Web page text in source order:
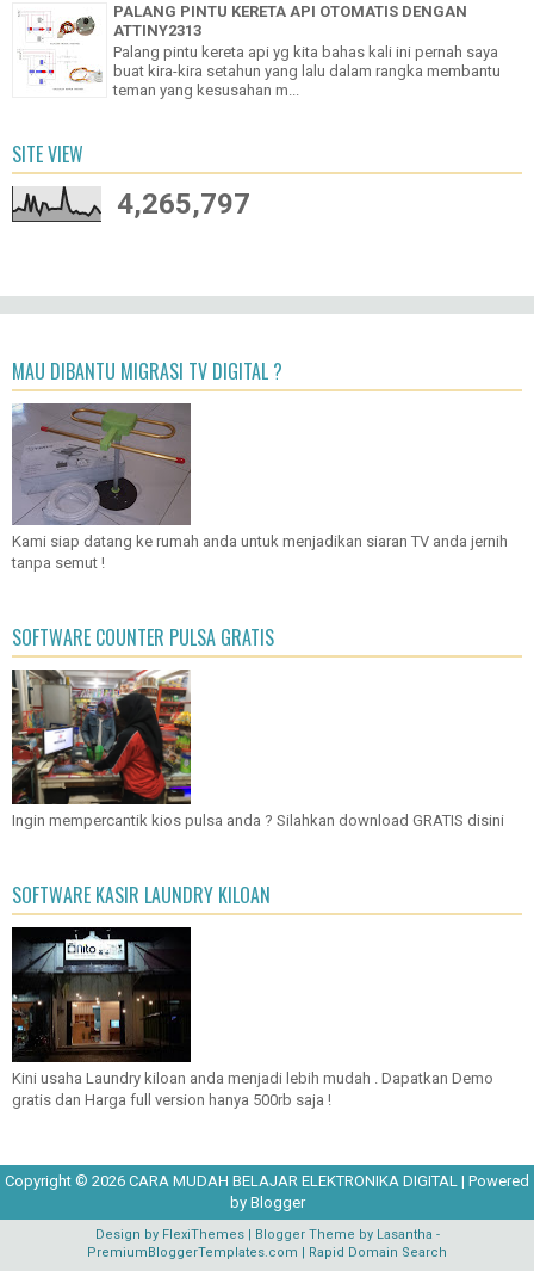
PALANG PINTU KERETA API OTOMATIS DENGAN
ATTINY2313
Palang pintu kereta api yg kita bahas kali ini pernah saya
buat kira-kira setahun yang lalu dalam rangka membantu
teman yang kesusahan m...
SITE VIEW
4,265,797
MAU DIBANTU MIGRASI TV DIGITAL ?
Kami siap datang ke rumah anda untuk menjadikan siaran TV anda jernih
tanpa semut !
SOFTWARE COUNTER PULSA GRATIS
Ingin mempercantik kios pulsa anda ? Silahkan download GRATIS disini
SOFTWARE KASIR LAUNDRY KILOAN
Kini usaha Laundry kiloan anda menjadi lebih mudah . Dapatkan Demo
gratis dan Harga full version hanya 500rb saja !
Copyright © 2026 CARA MUDAH BELAJAR ELEKTRONIKA DIGITAL | Powered
by Blogger
Design by FlexiThemes| Blogger Theme by Lasantha -
PremiumBloggerTemplates.com | Rapid Domain Search